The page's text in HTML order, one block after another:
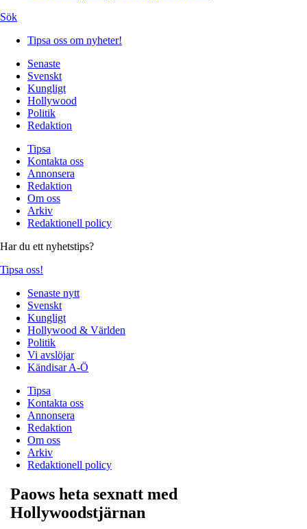
Sök
Tipsa oss om nyheter!
Senaste
Svenskt
Kungligt
Hollywood
Politik
Redaktion
Tipsa
Kontakta oss
Annonsera
Redaktion
Om oss
Arkiv
Redaktionell policy
Har du ett nyhetstips?
Tipsa oss!
Senaste nytt
Svenskt
Kungligt
Hollywood & Världen
Politik
Vi avslöjar
Kändisar A-Ö
Tipsa
Kontakta oss
Annonsera
Redaktion
Om oss
Arkiv
Redaktionell policy
Paows heta sexnatt med
Hollywoodstjärnan